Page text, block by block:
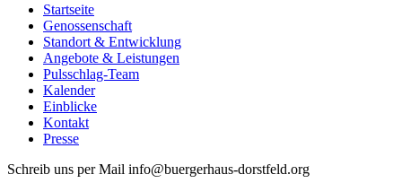
Startseite
Genossenschaft
Standort & Entwicklung
Angebote & Leistungen
Pulsschlag-Team
Kalender
Einblicke
Kontakt
Presse
Schreib uns per Mail info@buergerhaus-dorstfeld.org